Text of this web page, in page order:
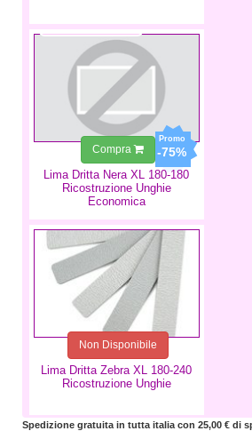
-75%
Lima Dritta Nera XL 180-180
Ricostruzione Unghie
Economica
0,15 €
Compra
Lima Dritta Zebra XL 180-240
Ricostruzione Unghie
Non Disponibile
Spedizione gratuita in tutta italia con 25,00 € di